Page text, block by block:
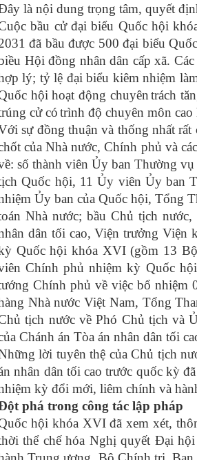
là nội dung trọng tâm, quyết
uộc bầu cử đại biểu Quốc hội
đã bầu được 500 đại biểu
Hội đồng nhân dân cấp xã.
lý; tỷ lệ đại biểu kiêm nhiệm
hội hoạt động chuyên trách
cử cótrình độ chuyên môn
sự đồng thuận và thống nhất rất
của Nhà nước, Chính phủ và
số thành viên Ủy ban Thường
Quốc hội, 11 Ủy viên Ủy ban
Ủy ban của Quốc hội, Tổng
Nhà nước; bầu Chủ tịch
dân tối cao, Viện trưởng Viện
Quốc hội khóa XVI (gồm 13
Chính phủ nhiệm kỳ Quốc
Chính phủ về việc bổ nhiệm
Nhà nước Việt Nam, Tổng
tịch nước về Phó Chủ tịch và
Chánh án Tòa án nhân dân tối
lời tuyên thệ của Chủ tịch
nhân dân tối cao trước quốc kỳ
kỳ đổi mới, liêm chính và
phá trong công tác lập pháp
hội khóa XVI đãxem xét,
thể chế hóa Nghị quyết Đại